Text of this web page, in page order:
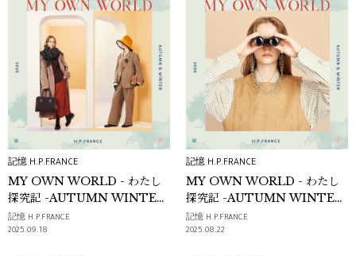
記憶 H.P.FRANCE
MY OWN WORLD - わたし
探究記 -AUTUMN WINTER
2025 STYLE BOOK VOL.2
記憶 H.P.FRANCE
2025.09.18
記憶 H.P.FRANCE
MY OWN WORLD - わたし
探究記 -AUTUMN WINTER
2025 STYLE BOOK VOL.1
記憶 H.P.FRANCE
2025.08.22